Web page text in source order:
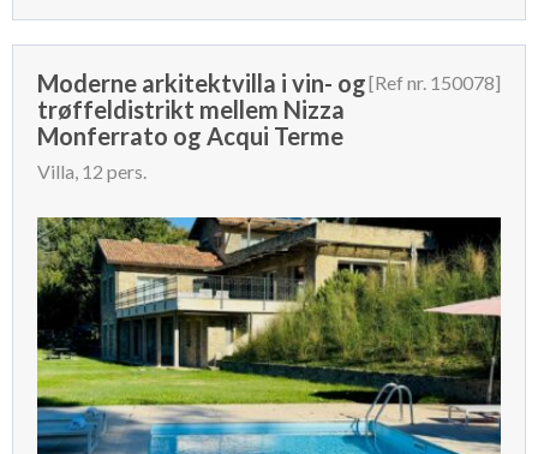
Moderne arkitektvilla i vin- og
trøffeldistrikt mellem Nizza
Monferrato og Acqui Terme
Villa, 12 pers.
[Ref nr. 150078]